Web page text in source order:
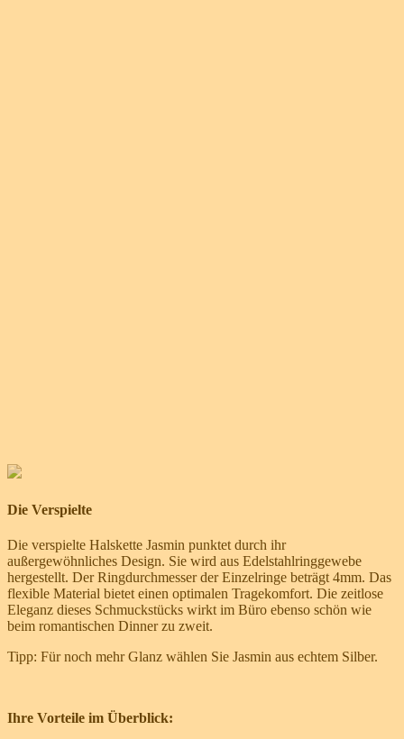
Die Verspielte
Die verspielte Halskette Jasmin punktet durch ihr
außergewöhnliches Design. Sie wird aus Edelstahlringgewebe
hergestellt. Der Ringdurchmesser der Einzelringe beträgt 4mm. Das
flexible Material bietet einen optimalen Tragekomfort. Die zeitlose
Eleganz dieses Schmuckstücks wirkt im Büro ebenso schön wie
beim romantischen Dinner zu zweit.
Tipp: Für noch mehr Glanz wählen Sie Jasmin aus echtem Silber.
Ihre Vorteile im Überblick: